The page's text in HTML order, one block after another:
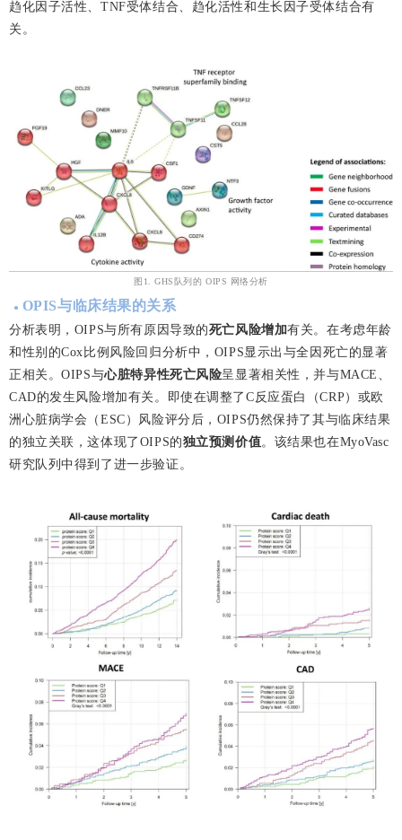
趋化因子活性、TNF受体结合、趋化活性和生长因子受体结合有
关。
图1. GHS队列的 OIPS 网络分析
● OPIS与临床结果的关系
分析表明，OIPS与所有原因导致的死亡风险增加有关。在考虑年龄
和性别的Cox比例风险回归分析中，OIPS显示出与全因死亡的显著
正相关。OIPS与心脏特异性死亡风险呈显著相关性，并与MACE、
CAD的发生风险增加有关。即使在调整了C反应蛋白（CRP）或欧
洲心脏病学会（ESC）风险评分后，OIPS仍然保持了其与临床结果
的独立关联，这体现了OIPS的独立预测价值。该结果也在MyoVasc
研究队列中得到了进一步验证。